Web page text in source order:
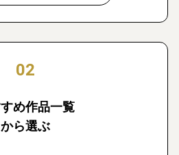
02
め作品一覧
から選ぶ